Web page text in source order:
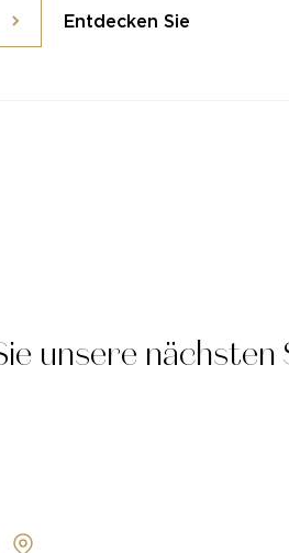
Entdecken Sie
Entdecken Sie
unsere nächsten